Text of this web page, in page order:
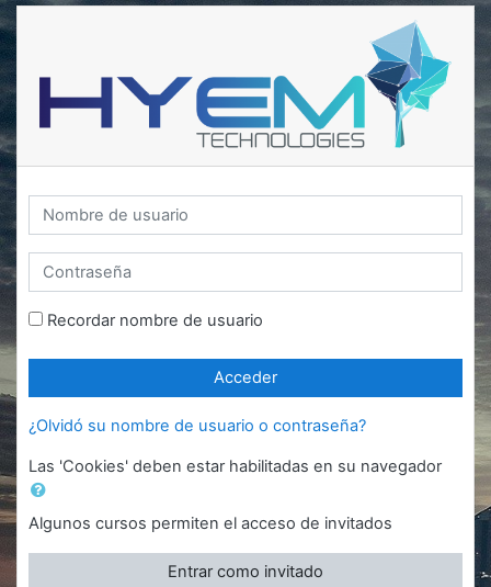
Saltar a contenido principal
Nombre de usuario
Contraseña
Recordar nombre de usuario
Acceder
¿Olvidó su nombre de usuario o contraseña?
Las 'Cookies' deben estar habilitadas en su navegador
Algunos cursos permiten el acceso de invitados
Entrar como invitado